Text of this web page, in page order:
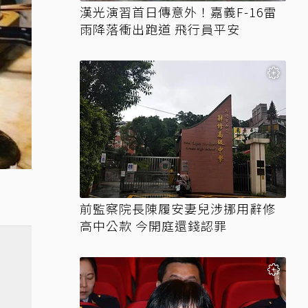
漢光演習首日傳意外！嘉義F-16雷
雨降落衝出跑道 飛行員平安
前監察院長陳履安妻兒涉挪用辭修
高中公款 今開庭還錢認罪